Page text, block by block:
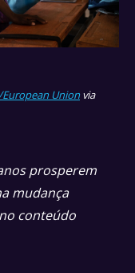
Unionvia
prosperem
mudança
conteúdo